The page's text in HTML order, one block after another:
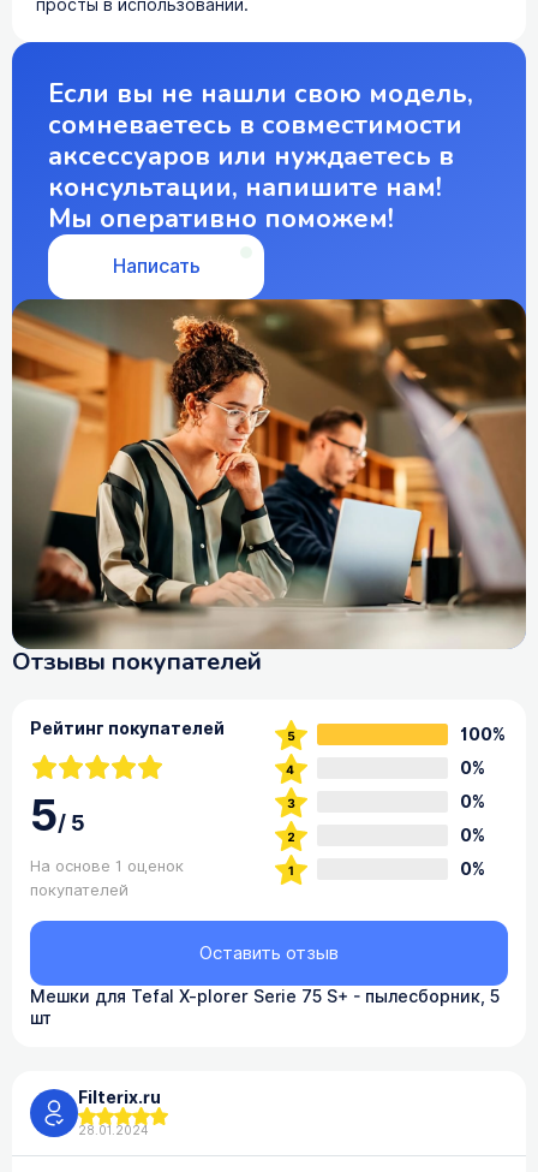
Если вы не нашли свою модель,
сомневаетесь в совместимости
аксессуаров или нуждаетесь в
консультации, напишите нам!
Мы оперативно поможем!
Написать
Отзывы покупателей
Рейтинг покупателей
5/5
На основе 1 оценок
покупателей
100%
0%
0%
0%
0%
Мешки для Tefal X-plorer Serie 75 S+ - пылесборник, 5
шт
Оставить отзыв
Filterix.ru
28.01.2024